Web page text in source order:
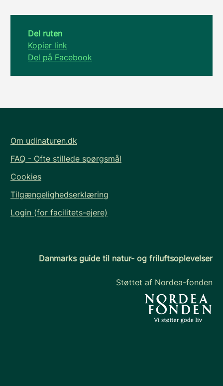
Del ruten
Kopier link
Del på Facebook
Om udinaturen.dk
FAQ - Ofte stillede spørgsmål
Cookies
Tilgængelighedserklæring
Login (for facilitets-ejere)
Danmarks guide til natur- og friluftsoplevelser
Støttet af Nordea-fonden